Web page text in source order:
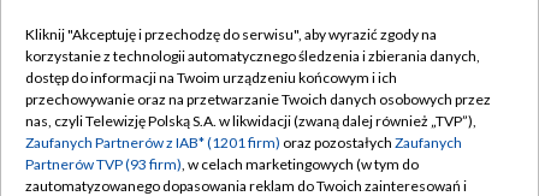
TVP
Abonament TVP
Emisja w TVP
Centrum informacji TVP
Regulamin TVP
Polityka prywatności
Moje zgody
Kliknij "Akceptuję i przechodzę do serwisu", aby wyrazić zgody na
korzystanie z technologii automatycznego śledzenia i zbierania danych,
dostęp do informacji na Twoim urządzeniu końcowym i ich
przechowywanie oraz na przetwarzanie Twoich danych osobowych przez
nas, czyli Telewizję Polską S.A. w likwidacji (zwaną dalej również „TVP”),
Zaufanych Partnerów z IAB* (1201 firm) oraz pozostałych Zaufanych
Partnerów TVP (93 firm), w celach marketingowych (w tym do
zautomatyzowanego dopasowania reklam do Twoich zainteresowań i